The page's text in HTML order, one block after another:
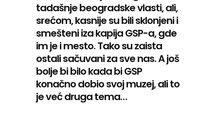
tadašnje beogradske vlasti, ali,
srećom, kasnije su bili sklonjeni i
smešteni iza kapija GSP-a, gde
im je i mesto. Tako su zaista
ostali sačuvani za sve nas. A još
bolje bi bilo kada bi GSP
konačno dobio svoj muzej, ali to
je već druga tema…